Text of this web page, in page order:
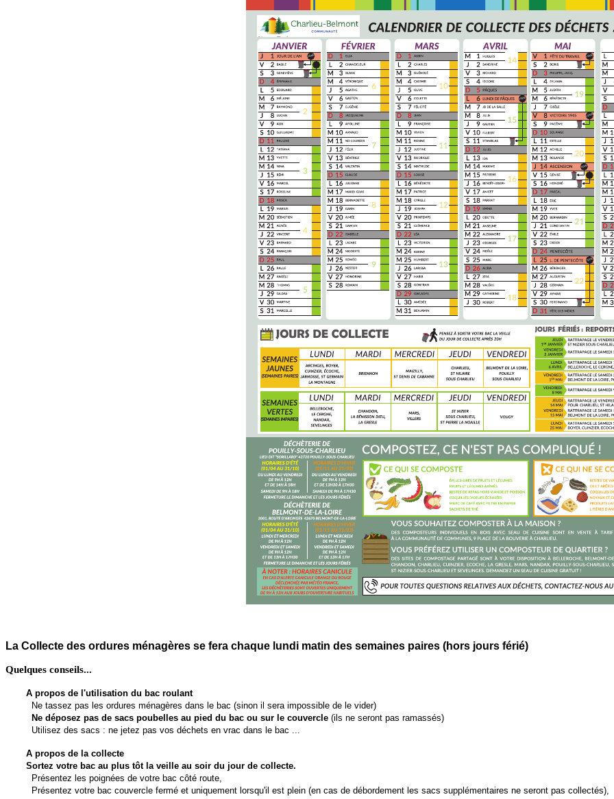
La Collecte des ordures ménagères se fera chaque lundi matin des semaines paires (hors jours férié)
Quelques conseils...
A propos de l'utilisation du bac roulant
Ne tassez pas les ordures ménagères dans le bac (sinon il sera impossible de le vider)
Ne déposez pas de sacs poubelles au pied du bac ou sur le couvercle (ils ne seront pas ramassés)
Utilisez des sacs : ne jetez pas vos déchets en vrac dans le bac ...
A propos de la collecte
Sortez votre bac au plus tôt la veille au soir du jour de collecte.
Présentez les poignées de votre bac côté route,
Présentez votre bac couvercle fermé et uniquement lorsqu'il est plein (en cas de débordement les sacs supplémentaires ne seront pas collectés),